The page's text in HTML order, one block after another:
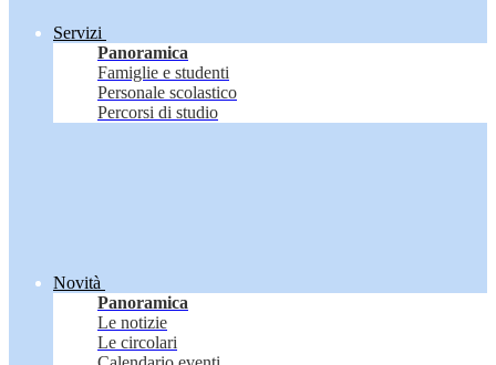
Servizi
Panoramica
Famiglie e studenti
Personale scolastico
Percorsi di studio
Novità
Panoramica
Le notizie
Le circolari